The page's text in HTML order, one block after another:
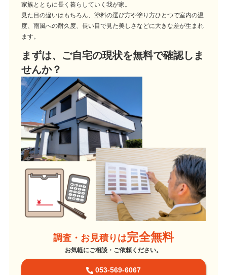
家族とともに長く暮らしていく我が家。
見た目の違いはもちろん、塗料の選び方や塗り方ひとつで室内の温
度、雨風への耐久度、長い目で見た美しさなどに大きな差が生まれ
ます。
まずは、ご自宅の現状を無料で確認しま
せんか？
調査・お見積りは完全無料
お気軽にご相談・ご依頼ください。
053-569-6067